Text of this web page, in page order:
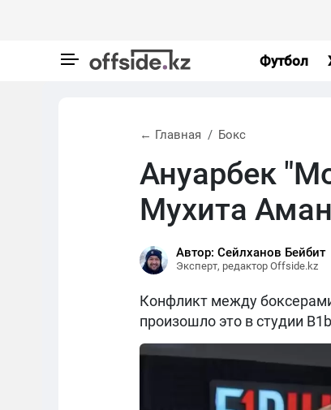
Футбол
← Главная Бокс
Ануарбек
Мухита
Автор: Сейлханов Бейбит
Эксперт, редактор Offside.kz
Конфликт между
произошло это в студии